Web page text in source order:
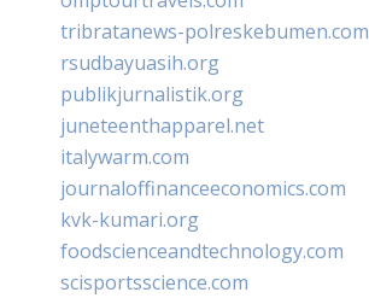
tribratanews-polreskebumen.com
rsudbayuasih.org
publikjurnalistik.org
juneteenthapparel.net
italywarm.com
journaloffinanceeconomics.com
kvk-kumari.org
foodscienceandtechnology.com
scisportsscience.com